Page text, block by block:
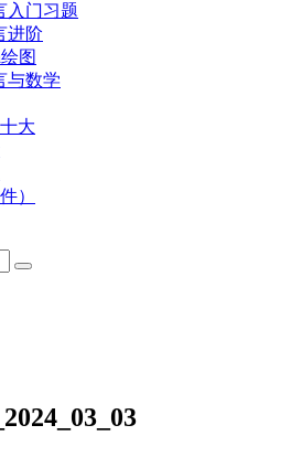
入门习题
进阶
图
与数学
大
）